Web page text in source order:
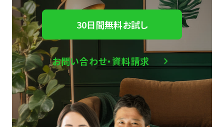
30日間無料お試し
お問い合わせ・資料請求